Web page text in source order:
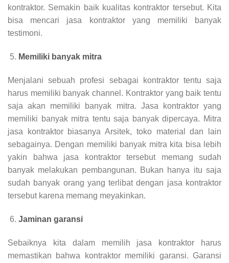
kontraktor. Semakin baik kualitas kontraktor tersebut. Kita
bisa mencari jasa kontraktor yang memiliki banyak
testimoni.
Memiliki banyak mitra
Menjalani sebuah profesi sebagai kontraktor tentu saja
harus memiliki banyak channel. Kontraktor yang baik tentu
saja akan memiliki banyak mitra. Jasa kontraktor yang
memiliki banyak mitra tentu saja banyak dipercaya. Mitra
jasa kontraktor biasanya Arsitek, toko material dan lain
sebagainya. Dengan memiliki banyak mitra kita bisa lebih
yakin bahwa jasa kontraktor tersebut memang sudah
banyak melakukan pembangunan. Bukan hanya itu saja
sudah banyak orang yang terlibat dengan jasa kontraktor
tersebut karena memang meyakinkan.
Jaminan garansi
Sebaiknya kita dalam memilih jasa kontraktor harus
memastikan bahwa kontraktor memiliki garansi. Garansi